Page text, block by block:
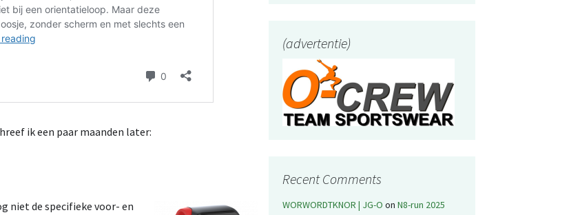
ik een paar maanden later:
niet de specifieke voor- en
(advertentie)
Recent Comments
WORWORDTKNOR | JG-O on N8-run 2025